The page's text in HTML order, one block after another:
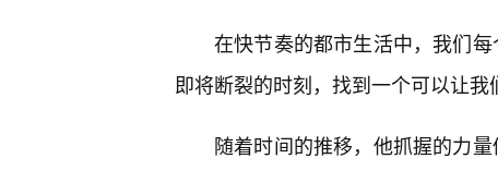
在快节奏的都市生活中，我们
即将断裂的时刻，找到一个可以让我
随着时间的推移，他抓握的力